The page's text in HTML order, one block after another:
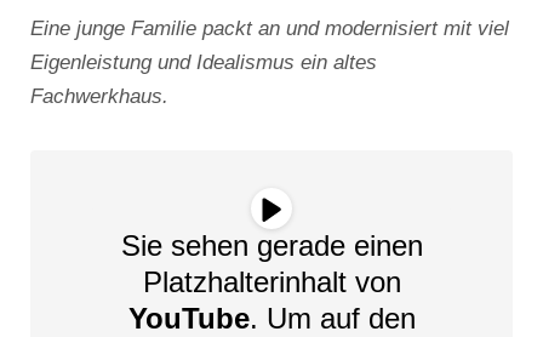
Eine junge Familie packt an und modernisiert mit viel
Eigenleistung und Idealismus ein altes
Fachwerkhaus.
Sie sehen gerade einen
Platzhalterinhalt von
YouTube. Um auf den